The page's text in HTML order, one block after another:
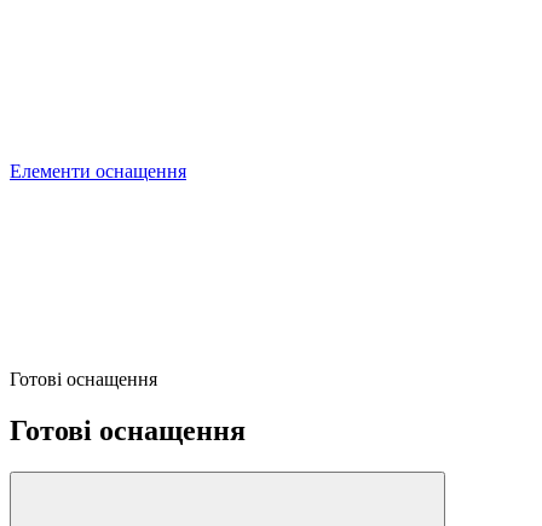
Елементи оснащення
Готові оснащення
Готові оснащення